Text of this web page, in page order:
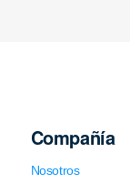
Compañía
Nosotros